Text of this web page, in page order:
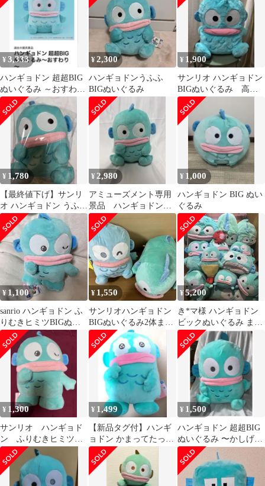
¥3,333
ハンギョドン 超超BIG
ぬいぐるみ ～おすわ
り〜
¥2,300
ハンギョドンうふふ
BIGぬいぐるみ
¥ 1,900
サンリオ ハンギョドン
BIGぬいぐるみ 高さ
約49㌢
¥ 1,780
【最終値下げ】サンリ
オ ハンギョドン うふふ
BIGぬいぐるみ
¥ 2,980
アミューズメント専用
景品 ハンギョドンう
ふふBIGぬいぐるみ
(sanrio)
¥ 1,000
ハンギョドン BIG ぬい
ぐるみ
¥ 1,100
sanrio ハンギョドン ふ
りむきヒミツBIGぬい
ぐるみ 新品タグ付き
¥ 1,550
サンリオハンギョドン
BIGぬいぐるみ2体まと
め売り
¥5,200
き*マ様 ハンギョドン
ビックぬいぐるみ まと
め売り
¥ 1,300
サンリオ ハンギョド
ン ふりむきヒミツ
BIGぬいぐるみ
¥ 1,499
【新品タグ付】ハンギ
ョドン かまってたっち
超BIGぬいぐるみ～泣
～ 最安
¥ 1,500
ハンギョドン 超超BIG
ぬいぐるみ 〜かしげポ
ーズ〜 サンリオ プライ
ズ特大